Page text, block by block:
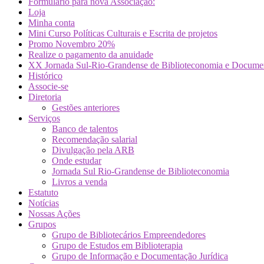
Loja
Minha conta
Mini Curso Políticas Culturais e Escrita de projetos
Promo Novembro 20%
Realize o pagamento da anuidade
XX Jornada Sul-Rio-Grandense de Biblioteconomia e
Histórico
Associe-se
Diretoria
Gestões anteriores
Serviços
Banco de talentos
Recomendação salarial
Divulgação pela ARB
Onde estudar
Jornada Sul Rio-Grandense de Biblioteconomia
Livros a venda
Estatuto
Notícias
Nossas Ações
Grupos
Grupo de Bibliotecários Empreendedores
Grupo de Estudos em Biblioterapia
Grupo de Informação e Documentação Jurídica